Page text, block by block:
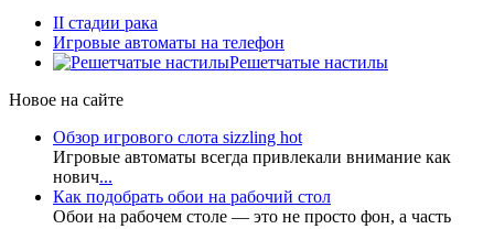
II стадии рака
Игровые автоматы на телефон
Решетчатые настилы
Новое на сайте
Обзор игрового слота sizzling hot
Игровые автоматы всегда привлекали внимание как
нович...
Как подобрать обои на рабочий стол
Обои на рабочем столе — это не просто фон, а часть